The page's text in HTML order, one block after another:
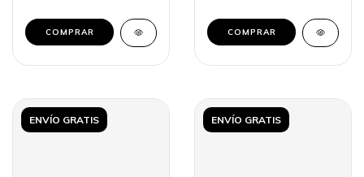
COMPRAR COMPRAR
ENVÍO GRATIS ENVÍO GRATIS